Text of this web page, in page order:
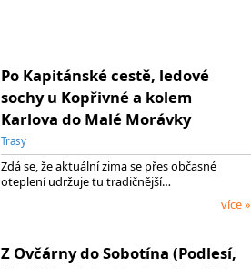
Po Kapitánské cestě, ledové
sochy u Kopřivné a kolem
Karlova do Malé Morávky
Trasy
Zdá se, že aktuální zima se přes občasné
oteplení udržuje tu tradičnější…
více »
Z Ovčárny do Sobotína (Podlesí,